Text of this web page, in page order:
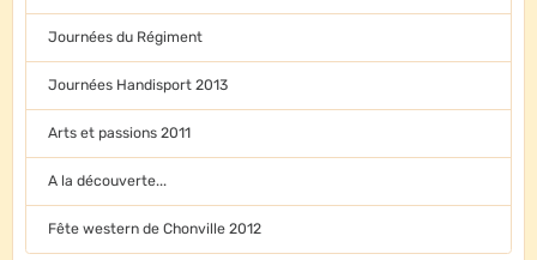
Journées du Régiment
Journées Handisport 2013
Arts et passions 2011
A la découverte...
Fête western de Chonville 2012